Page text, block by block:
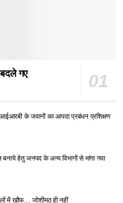
गए
आईआरबी के जवानों का आपदा प्रबंधन प्रशिक्षण
हेतु जनपद के अन्य विभागों से मांगा गया
में खौफ… जोशीमठ ही नहीं